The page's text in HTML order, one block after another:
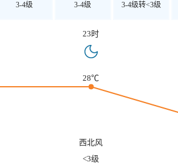
3-4级 3-4级 3-4级转<3级
23时
28℃
西北风
<3级